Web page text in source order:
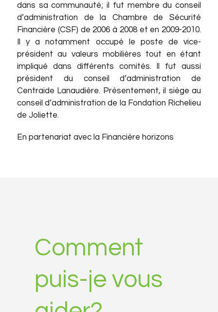
dans sa communauté; il fut membre du conseil
d’administration de la Chambre de Sécurité
Financière (CSF) de 2006 à 2008 et en 2009-2010.
Il y a notamment occupé le poste de vice-
président au valeurs mobilières tout en étant
impliqué dans différents comités. Il fut aussi
président du conseil d’administration de
Centraide Lanaudière. Présentement, il siège au
conseil d’administration de la Fondation Richelieu
de Joliette.
En partenariat avec la Financière horizons
Comment
puis-je vous